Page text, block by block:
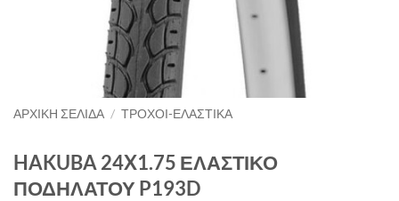
ΑΡΧΙΚΉ ΣΕΛΊΔΑ / ΤΡΟΧΟΙ-ΕΛΑΣΤΙΚΑ
HAKUBA 24X1.75 ΕΛΑΣΤΙΚΟ
ΠΟΔΗΛΑΤΟΥ P193D